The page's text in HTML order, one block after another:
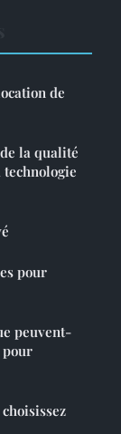
de
la qualité
pour
peuvent-
pour